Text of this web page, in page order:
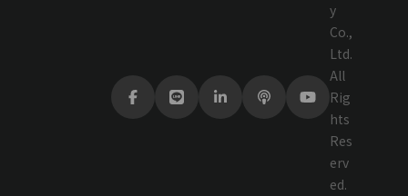
y
Co.,
Ltd.
All
Rig
hts
Res
erv
ed.